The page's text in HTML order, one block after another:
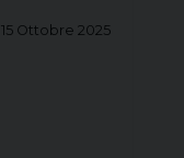
15 Ottobre 2025